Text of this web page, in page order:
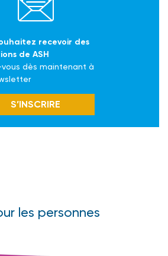
recevoir des
de ASH
vous dès maintenant à
S’INSCRIRE
les personnes